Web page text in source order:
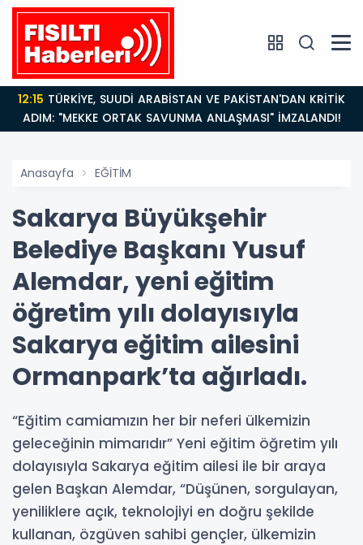
12:15
ADIM: "MEKKE ORTAK SAVUNMA ANLAŞMASI" İMZALANDI!
Anasayfa EĞİTİM
Sakarya Büyükşehir
Belediye Başkanı Yusuf
Alemdar, yeni eğitim
öğretim yılı dolayısıyla
Sakarya eğitim ailesini
Ormanpark’ta ağırladı.
“Eğitim camiamızın her bir neferi ülkemizin
geleceğinin mimarıdır” Yeni eğitim öğretim yılı
dolayısıyla Sakarya eğitim ailesi ile bir araya
gelen Başkan Alemdar, “Düşünen, sorgulayan,
yeniliklere açık, teknolojiyi en doğru şekilde
kullanan, özgüven sahibi gençler, ülkemizin